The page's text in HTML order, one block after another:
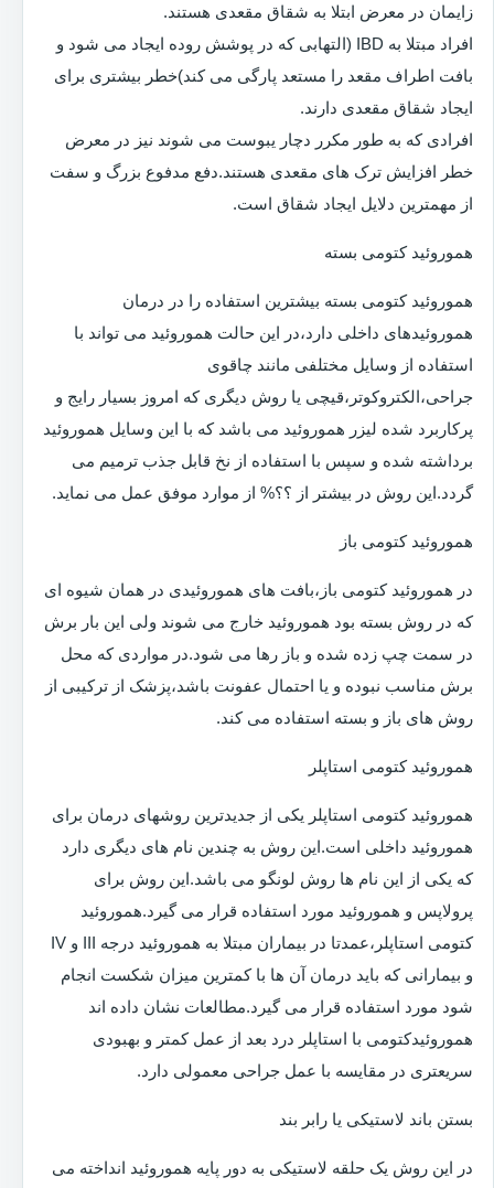
زایمان در معرض ابتلا به شقاق مقعدی هستند.
افراد مبتلا به IBD (التهابی که در پوشش روده ایجاد می شود و
بافت اطراف مقعد را مستعد پارگی می کند)خطر بیشتری برای
ایجاد شقاق مقعدی دارند.
افرادی که به طور مکرر دچار یبوست می شوند نیز در معرض
خطر افزایش ترک های مقعدی هستند.دفع مدفوع بزرگ و سفت
از مهمترین دلایل ایجاد شقاق است.
هموروئید کتومی بسته
هموروئید کتومی بسته بیشترین استفاده را در درمان
هموروئیدهای داخلی دارد،در این حالت هموروئید می تواند با
استفاده از وسایل مختلفی مانند چاقوی
جراحی،الکتروکوتر،قیچی یا روش دیگری که امروز بسیار رایج و
پرکاربرد شده لیزر هموروئید می باشد که با این وسایل هموروئید
برداشته شده و سپس با استفاده از نخ قابل جذب ترمیم می
گردد.این روش در بیشتر از ؟؟% از موارد موفق عمل می نماید.
هموروئید کتومی باز
در هموروئید کتومی باز،بافت های هموروئیدی در همان شیوه ای
که در روش بسته بود هموروئید خارج می شوند ولی این بار برش
در سمت چپ زده شده و باز رها می شود.در مواردی که محل
برش مناسب نبوده و یا احتمال عفونت باشد،پزشک از ترکیبی از
روش های باز و بسته استفاده می کند.
هموروئید کتومی استاپلر
هموروئید کتومی استاپلر یکی از جدیدترین روشهای درمان برای
هموروئید داخلی است.این روش به چندین نام های دیگری دارد
که یکی از این نام ها روش لونگو می باشد.این روش برای
پرولاپس و هموروئید مورد استفاده قرار می گیرد.هموروئید
کتومی استاپلر،عمدتا در بیماران مبتلا به هموروئید درجه III و IV
و بیمارانی که باید درمان آن ها با کمترین میزان شکست انجام
شود مورد استفاده قرار می گیرد.مطالعات نشان داده اند
هموروئیدکتومی با استاپلر درد بعد از عمل کمتر و بهبودی
سریعتری در مقایسه با عمل جراحی معمولی دارد.
بستن باند لاستیکی یا رابر بند
در این روش یک حلقه لاستیکی به دور پایه هموروئید انداخته می